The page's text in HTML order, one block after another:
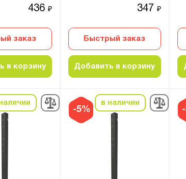
436 ₽
заказ
в корзину
347₽
Быстрый заказ
Добавить в корзину
-5%
в наличии